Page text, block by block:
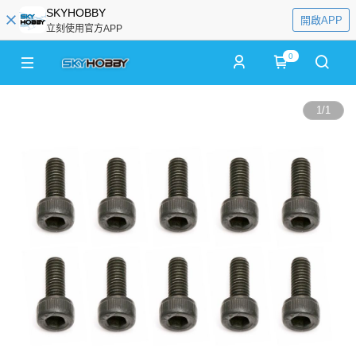
SKYHOBBY
立刻使用官方APP
開啟APP
0
1/1